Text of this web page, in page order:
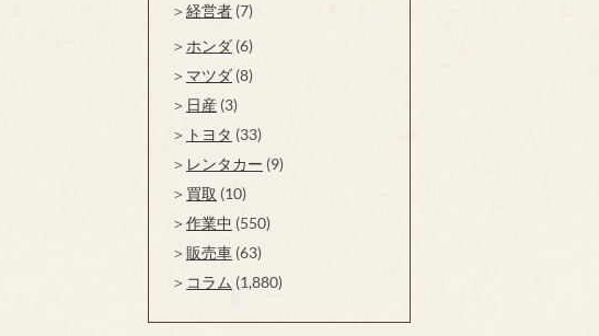
経営者 (7)
ホンダ (6)
マツダ (8)
日産 (3)
トヨタ (33)
レンタカー (9)
買取 (10)
作業中 (550)
販売車 (63)
コラム (1,880)